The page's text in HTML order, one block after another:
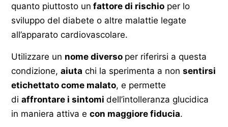
quanto piuttosto un fattore di rischio per lo
sviluppo del diabete o altre malattie legate
all’apparato cardiovascolare.
Utilizzare un nome diverso per riferirsi a questa
condizione, aiuta chi la sperimenta a non sentirsi
etichettato come malato, e permette
di affrontare i sintomi dell’intolleranza glucidica
in maniera attiva e con maggiore fiducia.